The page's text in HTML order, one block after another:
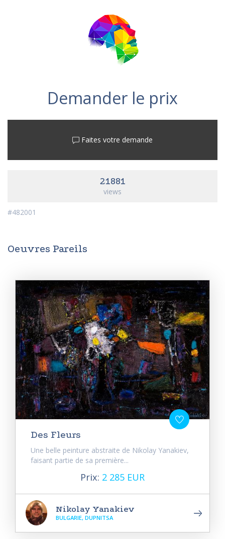
Demander le prix
Faites votre demande
21881
views
#482001
Oeuvres Pareils
Des Fleurs
Une belle peinture abstraite de Nikolay Yanakiev,
faisant partie de sa première...
Prix: 2 285 EUR
Nikolay Yanakiev
BULGARIE, DUPNITSA